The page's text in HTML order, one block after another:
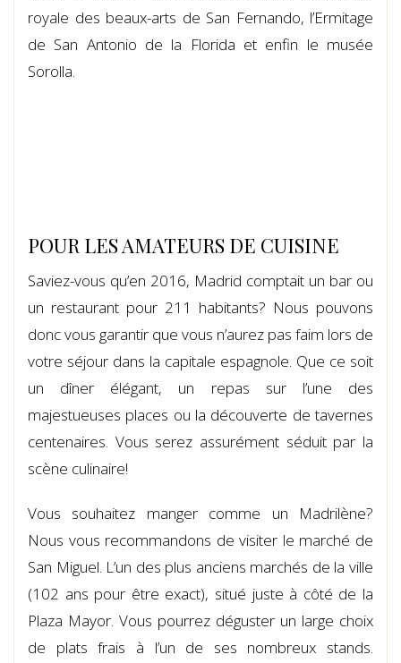
royale des beaux-arts de San Fernando, l’Ermitage
de San Antonio de la Florida et enfin le musée
Sorolla.
POUR LES AMATEURS DE CUISINE
Saviez-vous qu’en 2016, Madrid comptait un bar ou
un restaurant pour 211 habitants? Nous pouvons
donc vous garantir que vous n’aurez pas faim lors de
votre séjour dans la capitale espagnole. Que ce soit
un dîner élégant, un repas sur l’une des
majestueuses places ou la découverte de tavernes
centenaires. Vous serez assurément séduit par la
scène culinaire!
Vous souhaitez manger comme un Madrilène?
Nous vous recommandons de visiter le marché de
San Miguel. L’un des plus anciens marchés de la ville
(102 ans pour être exact), situé juste à côté de la
Plaza Mayor. Vous pourrez déguster un large choix
de plats frais à l’un de ses nombreux stands.